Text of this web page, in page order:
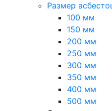
Размер
100 мм
150 мм
200 мм
250 мм
300 мм
350 мм
400 мм
500 мм